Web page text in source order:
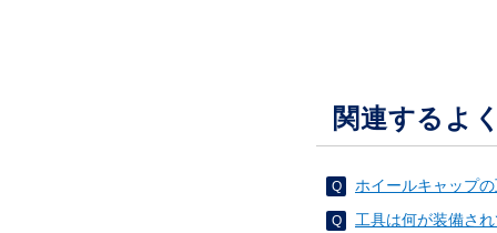
関連するよ
ホイールキャップ
工具は何が装備さ